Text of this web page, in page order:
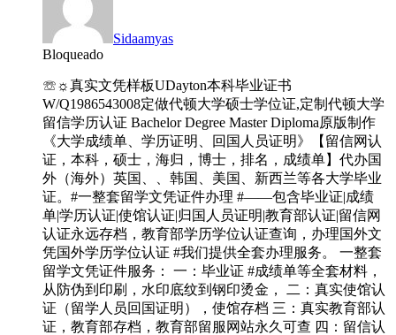
Sidaamyas
Bloqueado
☏☼真实文凭样板UDayton本科毕业证书
W/Q1986543008定做代顿大学硕士学位证,定制代顿大学
留信学历认证 Bachelor Degree Master Diploma原版制作
《大学成绩单、学历证明、回国人员证明》【留信网认
证，本科，硕士，海归，博士，排名，成绩单】代办国
外（海外）英国、、韩国、美国、新西兰等各大学毕业
证。#一整套留学文凭证件办理 #——包含毕业证|成绩
单|学历认证|使馆认证|归国人员证明|教育部认证|留信网
认证永远存档，教育部学历学位认证查询，办理国外文
凭国外学历学位认证 #我们提供全套办理服务。 一整套
留学文凭证件服务： 一：毕业证 #成绩单等全套材料，
从防伪到印刷，水印底纹到钢印烫金， 二：真实使馆认
证（留学人员回国证明），使馆存档 三：真实教育部认
证，教育部存档，教育部留服网站永久可查 四：留信认